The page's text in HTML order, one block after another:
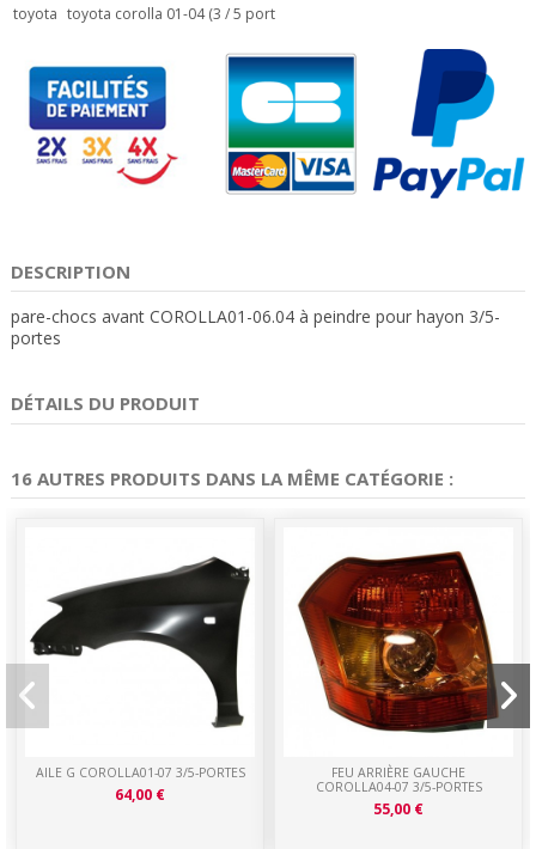
toyota toyota corolla 01-04 (3 / 5 port
DESCRIPTION
pare-chocs avant COROLLA01-06.04 à peindre pour hayon 3/5-
portes
DÉTAILS DU PRODUIT
16 AUTRES PRODUITS DANS LA MÊME CATÉGORIE :
AILE G COROLLA01-07 3/5-PORTES
64,00 €
FEU ARRIÈRE GAUCHE
COROLLA04-07 3/5-PORTES
55,00 €